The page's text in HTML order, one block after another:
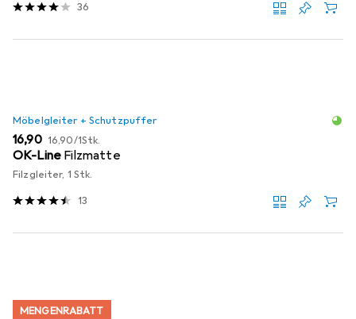
36
Möbelgleiter + Schutzpuffer
EUR
16,90 EUR
16,90/1Stk.
OK-Line Filzmatte
Filzgleiter, 1 Stk.
13
MENGENRABATT